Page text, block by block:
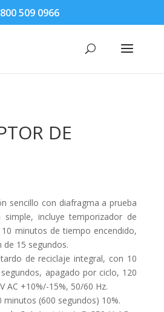
800 509 0966
DE
sencillo con diafragma a prueba
incluye temporizador de
minutos de tiempo encendido,
de 15 segundos.
de reciclaje integral, con 10
apagado por ciclo, 120
AC +10%/-15%, 50/60 Hz.
minutos (600 segundos) 10%.